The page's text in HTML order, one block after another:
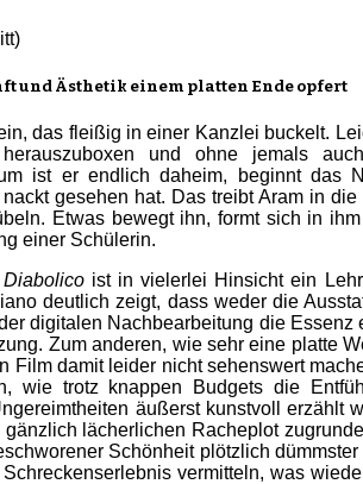
und Ästhetik einem platten Ende opfert
das fleißig in einer Kanzlei buckelt.
und ohne jemals
ist er endlich daheim, beginnt das
gesehen hat. Das treibt Aram in die
Etwas bewegt ihn, formt sich in
einer Schülerin.
ist in vielerlei Hinsicht ein
deutlich zeigt, dass weder die
digitalen Nachbearbeitung die Essenz
Zum anderen, wie sehr eine platte
Film damit leider nicht sehenswert
wie trotz knappen Budgets die
äußerst kunstvoll erzählt
lächerlichen Racheplot
Schönheit plötzlich dümmster
vermitteln, was